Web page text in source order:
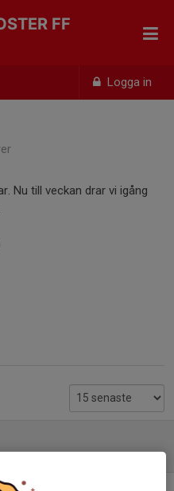
Logga in
FF
Nu till veckan drar vi igång